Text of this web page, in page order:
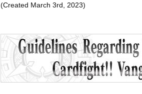
(Created March 3rd, 2023)